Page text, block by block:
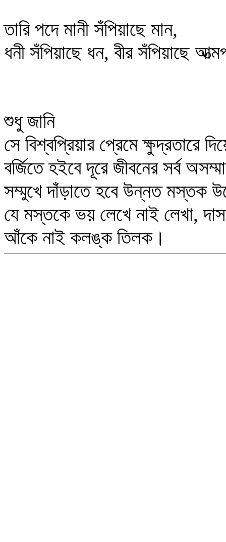
তারি পদে মানী সঁপিয়াছে মান,
ধনী সঁপিয়াছে ধন, বীর সঁপিয়াছে
শুধু জানি
সে বিশ্বপ্রিয়ার প্রেমে ক্ষুদ্রতারে
বর্জিতে হইবে দূরে জীবনের সর্ব
সম্মুখে দাঁড়াতে হবে উন্নত মস্তক
যে মস্তকে ভয় লেখে নাই লেখা,
আঁকে নাই কলঙ্ক তিলক।